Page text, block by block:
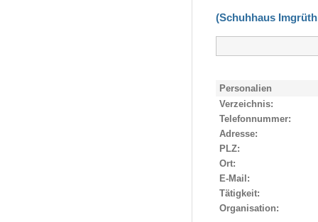
(Schuhhaus
Personalien
Verzeichnis:
Telefonnummer:
Adresse:
PLZ:
Ort:
E-Mail:
Tätigkeit:
Organisation: